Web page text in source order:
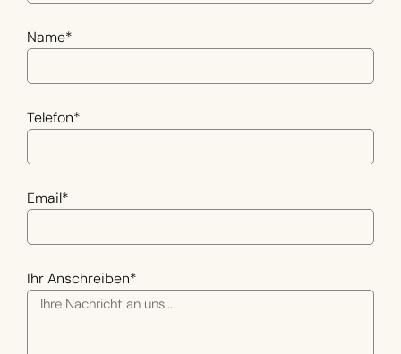
Name*
Telefon*
Email*
Ihr Anschreiben*